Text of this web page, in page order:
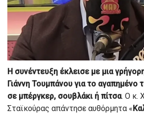
Η συνέντευξη έκλεισε με μια
Γιάννη Τουμπάνου για το αγαπημένο
σε μπέργκερ, σουβλάκι ή πίτσα. Ο κ.
Σταϊκούρας απάντησε αυθόρμητα «